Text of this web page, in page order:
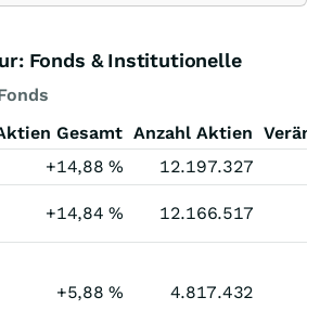
Fonds & Institutionelle
Gesamt Anzahl Aktien
+14,88%
12.197.327
+14,84% 12.166.517
+5,88% 4.817.432